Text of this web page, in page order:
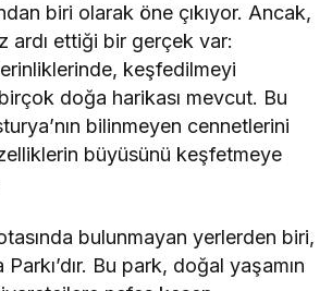
biri olarak öne çıkıyor. Ancak,
ardı ettiği bir gerçek var:
keşfedilmeyi
doğa harikası mevcut. Bu
bilinmeyen cennetlerini
büyüsünü keşfetmeye
bulunmayan yerlerden biri,
Bu park, doğal yaşamın